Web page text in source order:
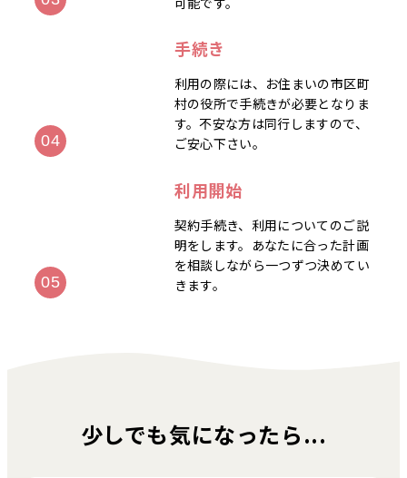
手続き
利用の際には、お住まいの市区町
村の役所で手続きが必要となりま
す。不安な方は同行しますので、
ご安心下さい。
利用開始
契約手続き、利用についてのご説
明をします。あなたに合った計画
を相談しながら一つずつ決めてい
きます。
少しでも気になったら...